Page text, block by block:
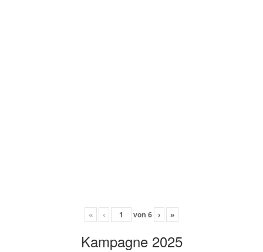
« ‹ von 6 › »
Kampagne 2025